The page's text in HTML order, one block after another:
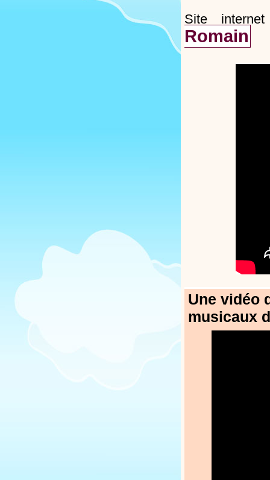
Site
Romain
Une vidéo
musicaux